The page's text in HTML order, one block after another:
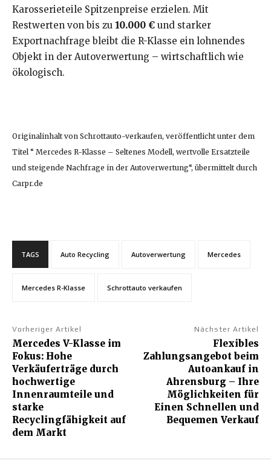
Karosserieteile Spitzenpreise erzielen. Mit
Restwerten von bis zu 10.000 € und starker
Exportnachfrage bleibt die R-Klasse ein lohnendes
Objekt in der Autoverwertung – wirtschaftlich wie
ökologisch.
Originalinhalt von Schrottauto-verkaufen, veröffentlicht unter dem
Titel “ Mercedes R-Klasse – Seltenes Modell, wertvolle Ersatzteile
und steigende Nachfrage in der Autoverwertung“, übermittelt durch
Carpr.de
TAGS Auto Recycling Autoverwertung Mercedes
Mercedes R-Klasse Schrottauto verkaufen
Vorheriger Artikel
Mercedes V-Klasse im
Fokus: Hohe
Verkäuferträge durch
hochwertige
Innenraumteile und
starke
Recyclingfähigkeit auf
dem Markt
Nächster Artikel
Flexibles
Zahlungsangebot beim
Autoankauf in
Ahrensburg – Ihre
Möglichkeiten für
Einen Schnellen und
Bequemen Verkauf